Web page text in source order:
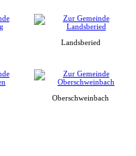
Landsberied
Oberschweinbach